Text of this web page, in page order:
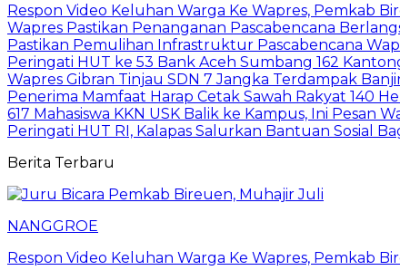
Respon Video Keluhan Warga Ke Wapres, Pemkab
Wapres Pastikan Penanganan Pascabencana
Pastikan Pemulihan Infrastruktur Pascabencana
Peringati HUT ke 53 Bank Aceh Sumbang 162
Wapres Gibran Tinjau SDN 7 Jangka Terdampak
Penerima Mamfaat Harap Cetak Sawah Rakyat 140
617 Mahasiswa KKN USK Balik ke Kampus, Ini Pesan
Peringati HUT RI, Kalapas Salurkan Bantuan Sosial
Berita Terbaru
NANGGROE
Respon Video Keluhan Warga Ke Wapres, Pemkab